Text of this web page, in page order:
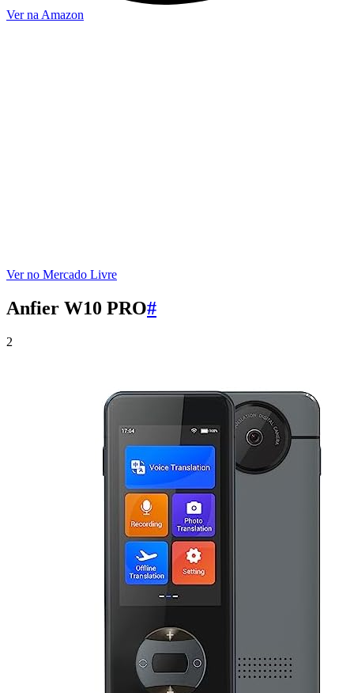
Ver na Amazon
Ver no Mercado Livre
Anfier W10 PRO#
2